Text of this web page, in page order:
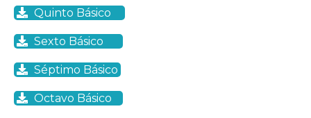
Quinto Básico
Sexto Básico
Séptimo Básico
Octavo Básico